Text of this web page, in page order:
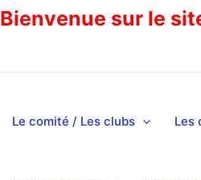
Bienvenue sur le
Le comité / Les clubs Les